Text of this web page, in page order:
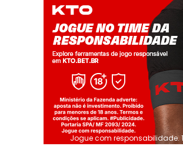
Jogue com responsabilidade.